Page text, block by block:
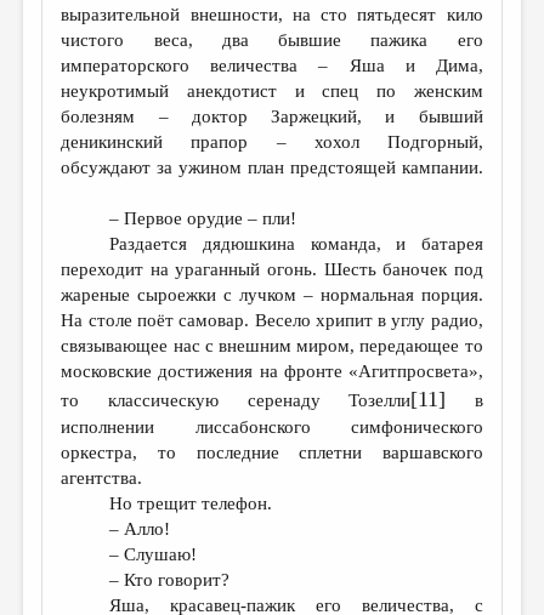
выразительной внешности, на сто пятьдесят кило
чистого веса, два бывшие пажика его
императорского величества – Яша и Дима,
неукротимый анекдотист и спец по женским
болезням – доктор Заржецкий, и бывший
деникинский прапор – хохол Подгорный,
обсуждают за ужином план предстоящей кампании.
– Первое орудие – пли!
Раздается дядюшкина команда, и батарея
переходит на ураганный огонь. Шесть баночек под
жареные сыроежки с лучком – нормальная порция.
На столе поёт самовар. Весело хрипит в углу радио,
связывающее нас с внешним миром, передающее то
московские достижения на фронте «Агитпросвета»,
то классическую серенаду Тозелли[11] в
исполнении лиссабонского симфонического
оркестра, то последние сплетни варшавского
агентства.
Но трещит телефон.
– Алло!
– Слушаю!
– Кто говорит?
Яша, красавец-пажик его величества, с